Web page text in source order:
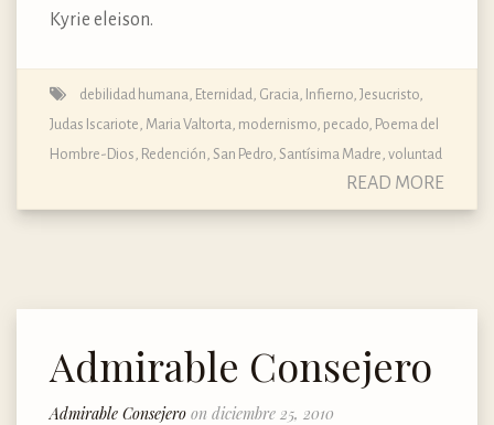
Kyrie eleison.
debilidad humana, Eternidad, Gracia, Infierno, Jesucristo,
Judas Iscariote, Maria Valtorta, modernismo, pecado, Poema del
Hombre-Dios, Redención, San Pedro, Santísima Madre, voluntad
READ MORE
Admirable Consejero
Admirable Consejero on diciembre 25, 2010